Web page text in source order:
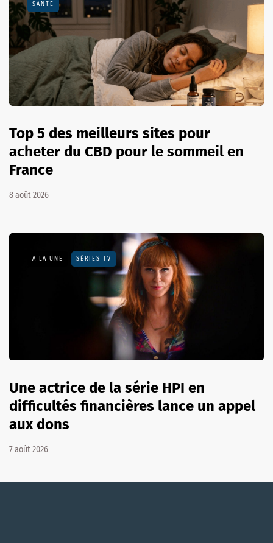
SANTÉ
Top 5 des meilleurs sites pour
acheter du CBD pour le sommeil en
France
8 août 2026
A LA UNE SÉRIES TV
Une actrice de la série HPI en
difficultés financières lance un appel
aux dons
7 août 2026